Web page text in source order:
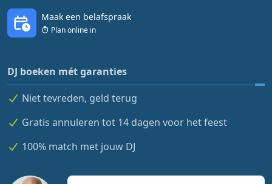
Maak een belafspraak
Plan online in
DJ boeken mét garanties
Niet tevreden, geld terug
Gratis annuleren tot 14 dagen voor het feest
100% match met jouw DJ